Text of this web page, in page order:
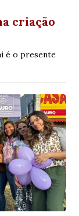
criação
é o presente